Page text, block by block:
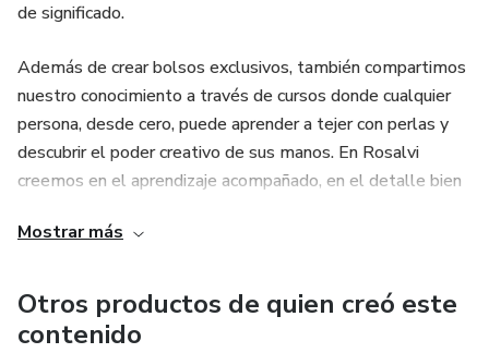
de significado.
Además de crear bolsos exclusivos, también compartimos
nuestro conocimiento a través de cursos donde cualquier
persona, desde cero, puede aprender a tejer con perlas y
descubrir el poder creativo de sus manos. En Rosalvi
creemos en el aprendizaje acompañado, en el detalle bien
emprende y se inspira junta.
Mostrar más
Otros productos de quien creó este
contenido